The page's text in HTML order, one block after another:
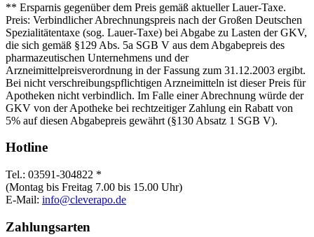
** Ersparnis gegenüber dem Preis gemäß aktueller Lauer-Taxe.
Preis: Verbindlicher Abrechnungspreis nach der Großen Deutschen
Spezialitätentaxe (sog. Lauer-Taxe) bei Abgabe zu Lasten der GKV,
die sich gemäß §129 Abs. 5a SGB V aus dem Abgabepreis des
pharmazeutischen Unternehmens und der
Arzneimittelpreisverordnung in der Fassung zum 31.12.2003 ergibt.
Bei nicht verschreibungspflichtigen Arzneimitteln ist dieser Preis für
Apotheken nicht verbindlich. Im Falle einer Abrechnung würde der
GKV von der Apotheke bei rechtzeitiger Zahlung ein Rabatt von
5% auf diesen Abgabepreis gewährt (§130 Absatz 1 SGB V).
Hotline
Tel.: 03591-304822 *
(Montag bis Freitag 7.00 bis 15.00 Uhr)
E-Mail: info@cleverapo.de
Zahlungsarten